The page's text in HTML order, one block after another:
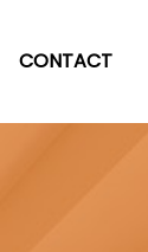
CONTACT